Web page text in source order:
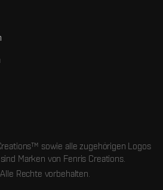
sowie alle zugehörigen Logos
Marken von Fenris Creations.
Rechte vorbehalten.